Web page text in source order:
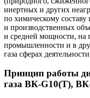
инертных и других
по химическому
и производственных
и средней мощности, на
промышленности и в
газа сферах
Принцип работы
газа ВК-G10(T),